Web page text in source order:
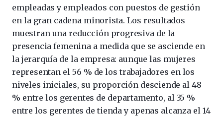
empleadas y empleados con puestos de gestión
en la gran cadena minorista. Los resultados
muestran una reducción progresiva de la
presencia femenina a medida que se asciende en
la jerarquía de la empresa: aunque las mujeres
representan el 56 % de los trabajadores en los
niveles iniciales, su proporción desciende al 48
% entre los gerentes de departamento, al 35 %
entre los gerentes de tienda y apenas alcanza el 14